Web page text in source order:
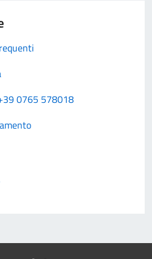
0765 578018